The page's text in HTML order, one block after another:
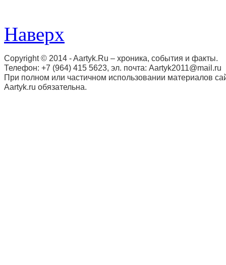
Наверх
Copyright © 2014 - Aartyk.Ru – хроника, события и факты.
Телефон: +7 (964) 415 5623, эл. почта: Aartyk2011@mail.ru
При полном или частичном использовании материалов
Aartyk.ru oбязательна.